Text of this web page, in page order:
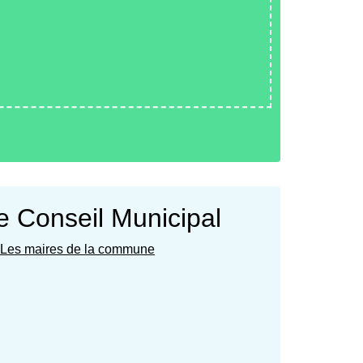
Conseil Municipal
Les maires de la commune